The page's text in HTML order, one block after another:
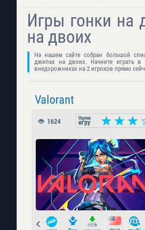
Игры гонки на
на двоих
На нашем сайте собран большой
джипах на двоих. Начните играть в
внедорожниках на 2 игроков прямо
Valorant
1624
Prev